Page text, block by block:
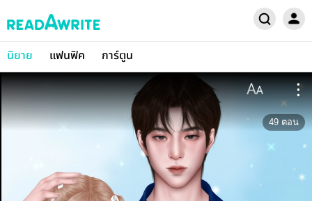
นิยาย แฟนฟิค การ์ตูน
49 ตอน